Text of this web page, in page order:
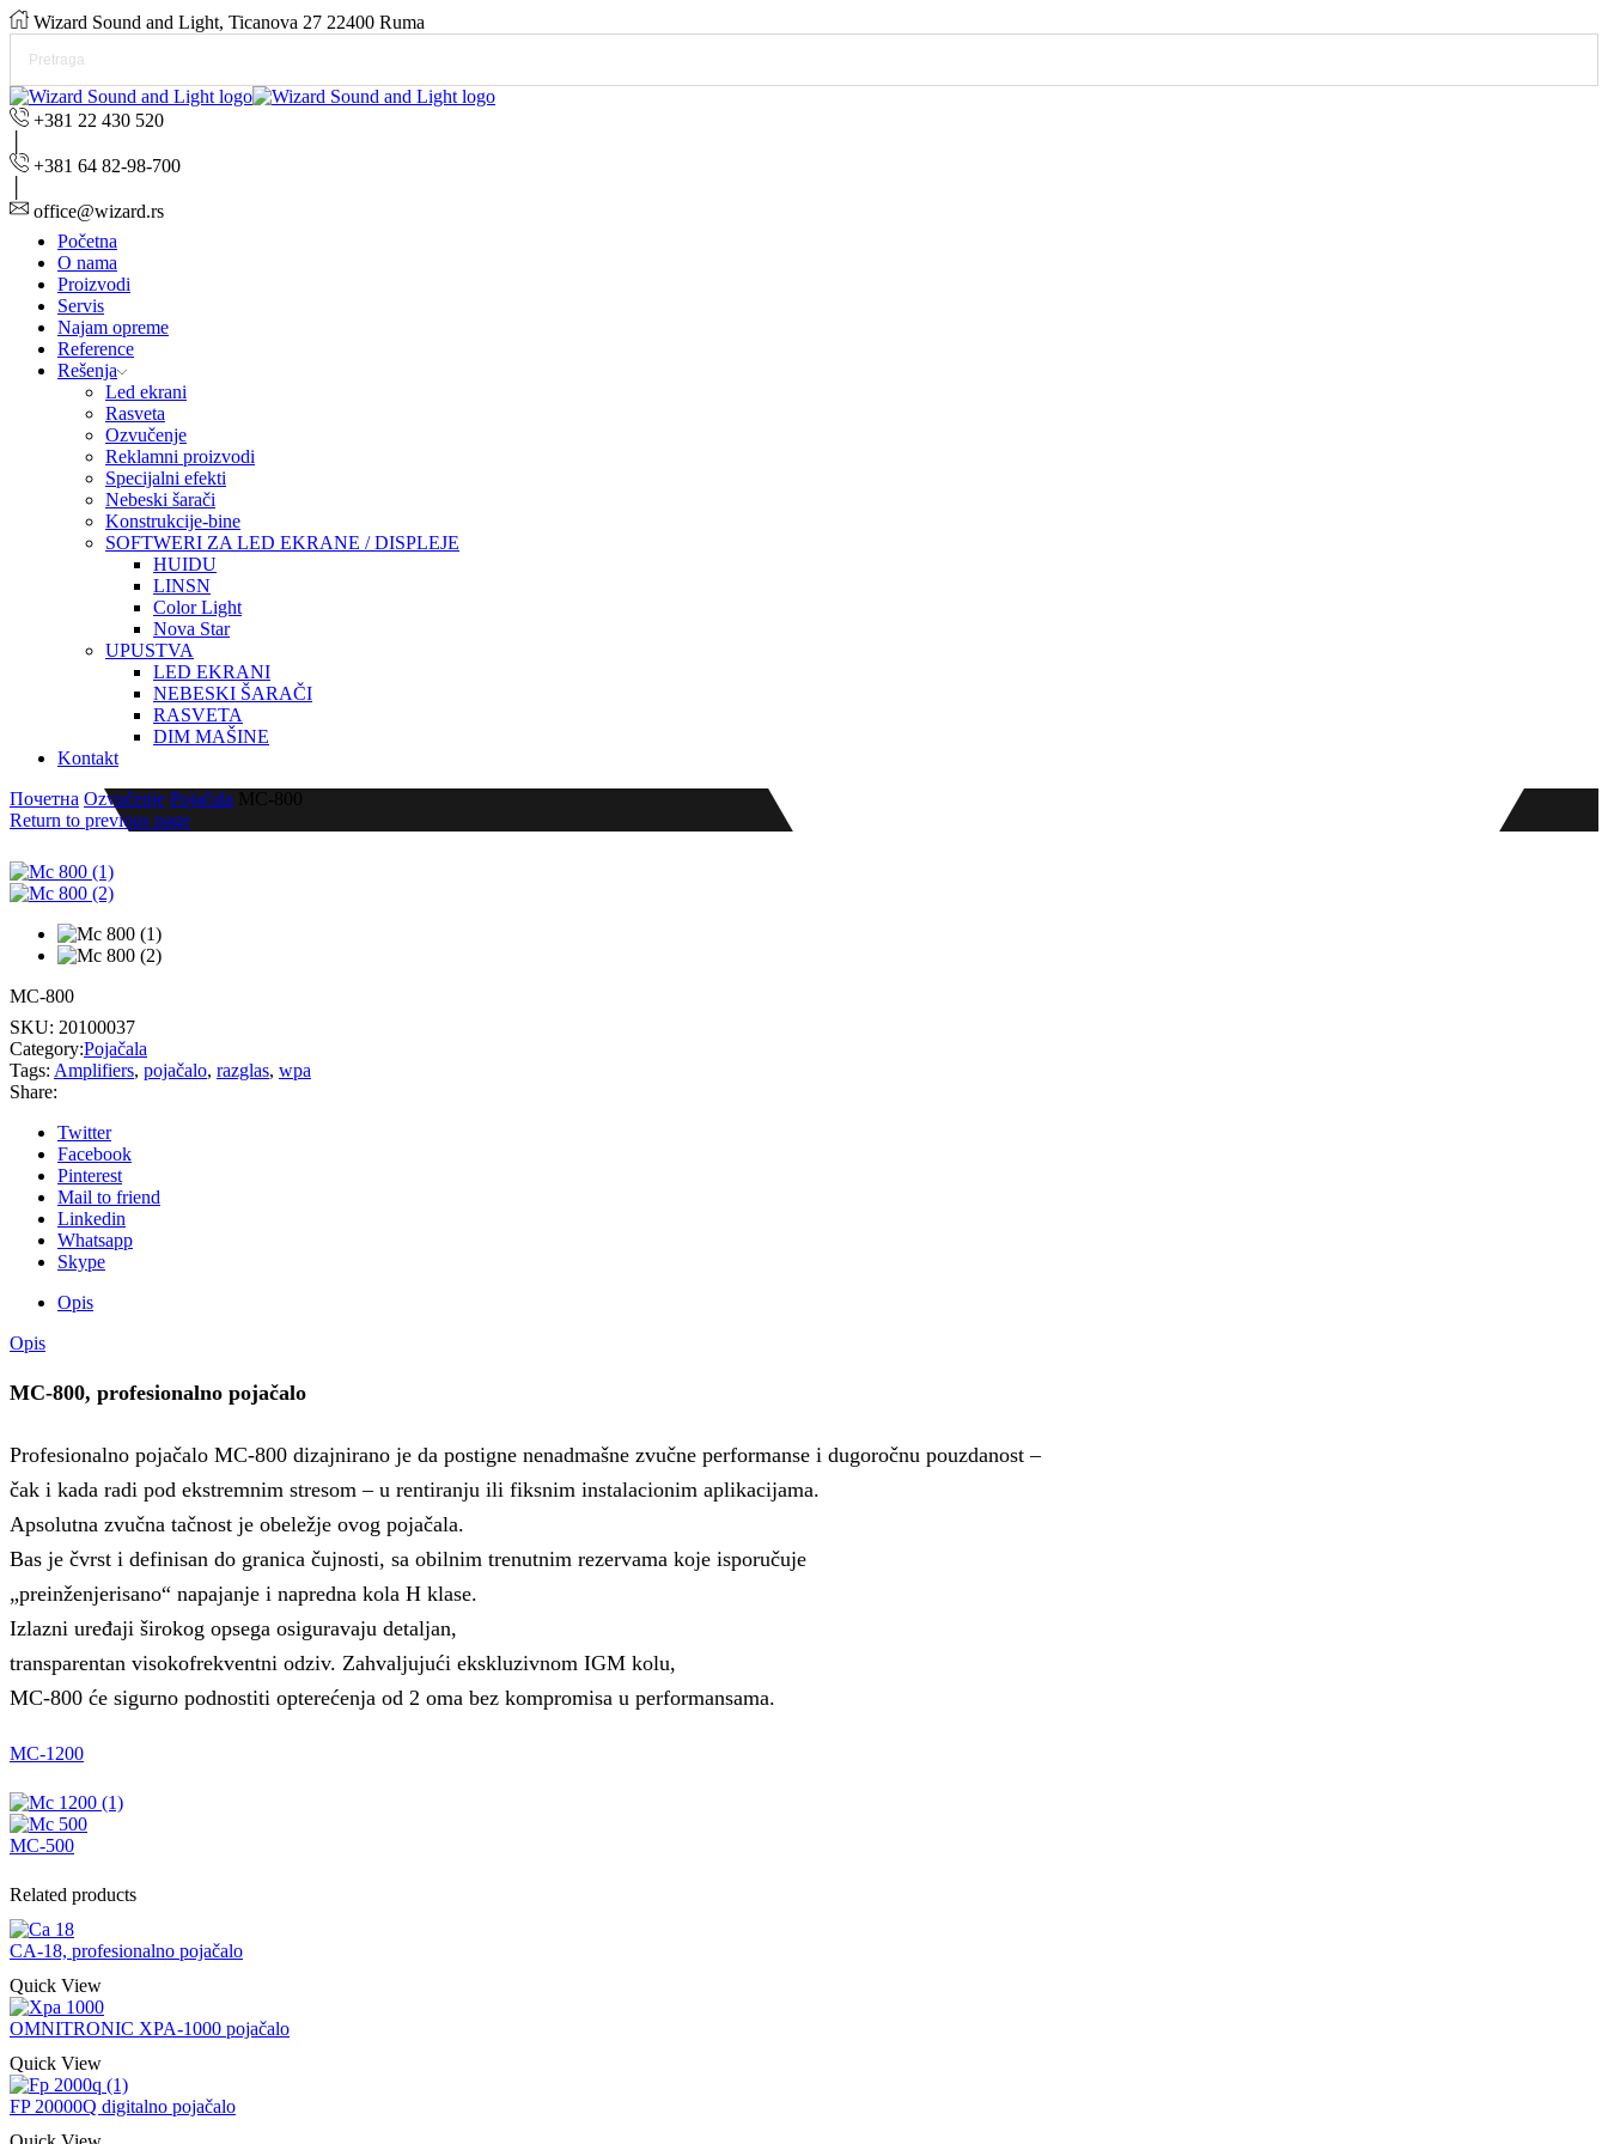
Wizard Sound and Light, Ticanova 27 22400 Ruma
+381 22 430 520
+381 64 82-98-700
office@wizard.rs
Početna
O nama
Proizvodi
Servis
Najam opreme
Reference
Rešenja
Led ekrani
Rasveta
Ozvučenje
Reklamni proizvodi
Specijalni efekti
Nebeski šarači
Konstrukcije-bine
SOFTWERI ZA LED EKRANE / DISPLEJE
HUIDU
LINSN
Color Light
Nova Star
UPUSTVA
LED EKRANI
NEBESKI ŠARAČI
RASVETA
DIM MAŠINE
Kontakt
Почетна Ozvučenje Pojačala MC-800
Return to previous page
MC-800
SKU: 20100037
Category:Pojačala
Tags: Amplifiers, pojačalo, razglas, wpa
Share:
Twitter
Facebook
Pinterest
Mail to friend
Linkedin
Whatsapp
Skype
Opis
Opis
MC-800, profesionalno pojačalo
Profesionalno pojačalo MC-800 dizajnirano je da postigne nenadmašne zvučne performanse i dugoročnu pouzdanost –
čak i kada radi pod ekstremnim stresom – u rentiranju ili fiksnim instalacionim aplikacijama.
Apsolutna zvučna tačnost je obeležje ovog pojačala.
Bas je čvrst i definisan do granica čujnosti, sa obilnim trenutnim rezervama koje isporučuje
„preinženjerisano“ napajanje i napredna kola H klase.
Izlazni uređaji širokog opsega osiguravaju detaljan,
transparentan visokofrekventni odziv. Zahvaljujući ekskluzivnom IGM kolu,
MC-800 će sigurno podnostiti opterećenja od 2 oma bez kompromisa u performansama.
MC-1200
MC-500
Related products
CA-18, profesionalno pojačalo
Quick View
OMNITRONIC XPA-1000 pojačalo
Quick View
FP 20000Q digitalno pojačalo